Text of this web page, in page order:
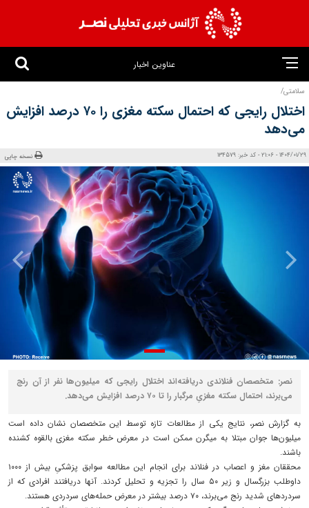
عناوین اخبار
سلامتی/
اختلال رایجی که احتمال سکته مغزی را ۷۰ درصد افزایش
می‌دهد
1404/01/29 - 21:06 - کد خبر: 134579 نسخه چاپی
نصر: متخصصان فنلاندی دریافته‌اند اختلال رایجی که میلیون‌ها نفر از آن رنج
می‌برند، احتمال سکته مغزیِ مرگبار را تا ۷۰ درصد افزایش می‌دهد.
به گزارش نصر، نتایج یکی از مطالعات تازه توسط این متخصصان نشان داده است
میلیون‌ها جوان مبتلا به میگرن ممکن است در معرض خطر سکته مغزی بالقوه کشنده
باشند.
محققان مغز و اعصاب در فنلاند برای انجام این مطالعه سوابق پزشکیِ بیش از ۱۰۰۰
داوطلب بزرگسال و زیر ۵۰ سال را تجزیه و تحلیل کردند. آنها دریافتند افرادی که از
سردردهای شدید رنج می‌برند، ۷۰ درصد بیشتر در معرض حمله‌های سردردی هستند.